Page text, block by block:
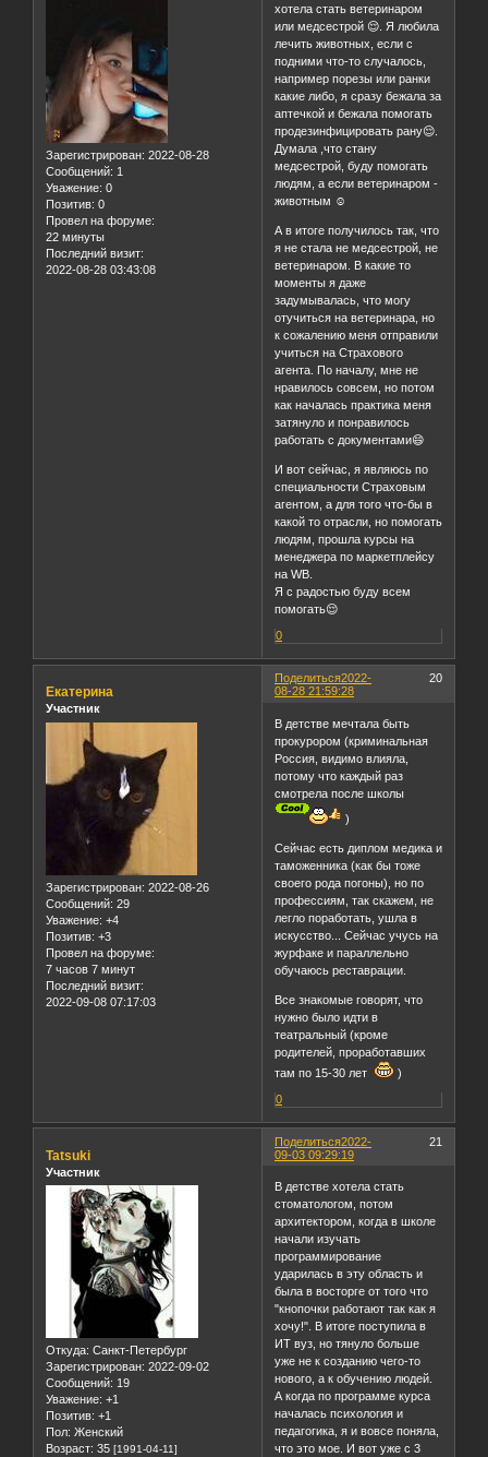
Зарегистрирован: 2022-08-28
Сообщений: 1
Уважение: 0
Позитив: 0
Провел на форуме:
22 минуты
Последний визит:
2022-08-28 03:43:08
хотела стать ветеринаром
или медсестрой 😌. Я любила
лечить животных, если с
подними что-то случалось,
например порезы или ранки
какие либо, я сразу бежала за
аптечкой и бежала помогать
продезинфицировать рану😌.
Думала ,что стану
медсестрой, буду помогать
людям, а если ветеринаром -
животным ☺️
А в итоге получилось так, что
я не стала не медсестрой, не
ветеринаром. В какие то
моменты я даже
задумывалась, что могу
отучиться на ветеринара, но
к сожалению меня отправили
учиться на Страхового
агента. По началу, мне не
нравилось совсем, но потом
как началась практика меня
затянуло и понравилось
работать с документами😄
И вот сейчас, я являюсь по
специальности Страховым
агентом, a для того что-бы в
какой то отрасли, но помогать
людям, прошла курсы на
менеджера по маркетплейсу
на WB.
Я с радостью буду всем
помогать😌
0
Поделиться 20
2022-
08-28 21:59:28
Екатерина
Участник
Зарегистрирован: 2022-08-26
Сообщений: 29
Уважение: +4
Позитив: +3
Провел на форуме:
7 часов 7 минут
Последний визит:
2022-09-08 07:17:03
В детстве мечтала быть
прокурором (криминальная
Россия, видимо влияла,
потому что каждый раз
смотрела после школы
)
Сейчас есть диплом медика и
таможенника (как бы тоже
своего рода погоны), но по
профессиям, так скажем, не
легло поработать, ушла в
искусство... Сейчас учусь на
журфаке и параллельно
обучаюсь реставрации.
Все знакомые говорят, что
нужно было идти в
театральный (кроме
родителей, проработавших
там по 15-30 лет
)
0
Поделиться 21
2022-
09-03 09:29:19
Tatsuki
Участник
Откуда: Санкт-Петербург
Зарегистрирован: 2022-09-02
Сообщений: 19
Уважение: +1
Позитив: +1
Пол: Женский
Возраст: 35 [1991-04-11]
В детстве хотела стать
стоматологом, потом
архитектором, когда в школе
начали изучать
программирование
ударилась в эту область и
была в восторге от того что
"кнопочки работают так как я
хочу!". В итоге поступила в
ИТ вуз, но тянуло больше
уже не к созданию чего-то
нового, а к обучению людей.
А когда по программе курса
началась психология и
педагогика, я и вовсе поняла,
что это мое. И вот уже с 3